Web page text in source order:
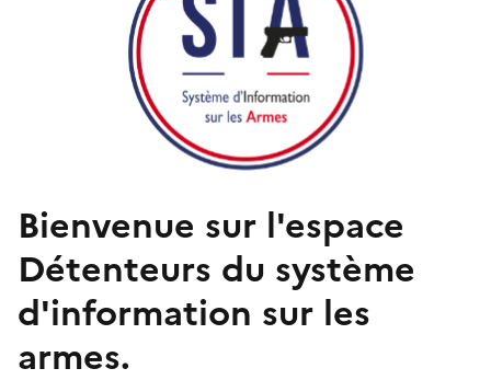
Bienvenue sur l'espace
Détenteurs du système
d'information sur les
armes.